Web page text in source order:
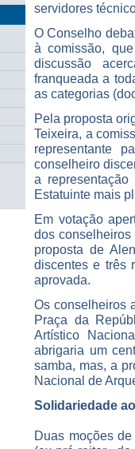
servidores
O Conselho
à comissão,
discussão
franqueada a
as categorias
Pela proposta
Teixeira, a
representante
conselheiro
a
Estatuinte mais
Em votação
dos conselheiros
proposta de
discentes e três
aprovada.
Os conselheiros
Praça da
Artístico
abrigaria um
samba, mas, a
Nacional de
Solidariedade
Duas moções